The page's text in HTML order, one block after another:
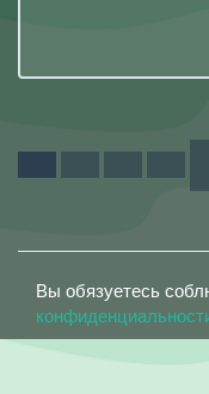
Вы обязуетесь